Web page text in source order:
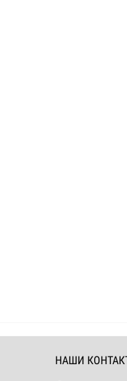
НАШИ